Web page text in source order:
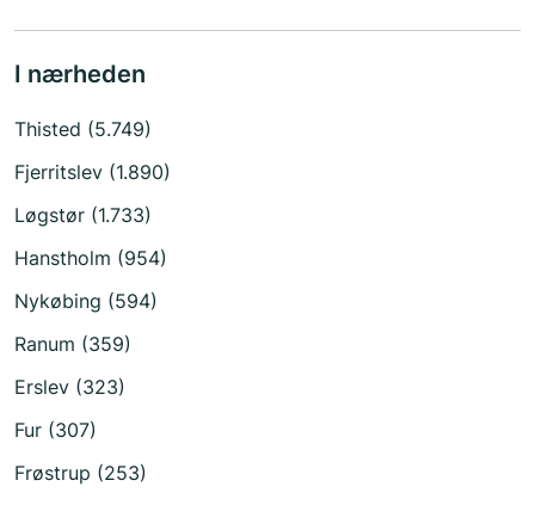
I nærheden
Thisted (5.749)
Fjerritslev (1.890)
Løgstør (1.733)
Hanstholm (954)
Nykøbing (594)
Ranum (359)
Erslev (323)
Fur (307)
Frøstrup (253)